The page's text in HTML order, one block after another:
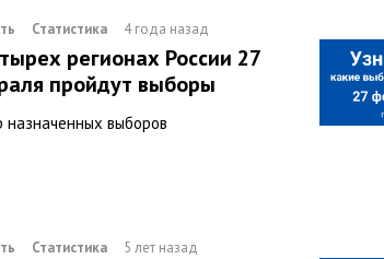
Статистика 4 года назад
регионах России 27
пройдут выборы
назначенных выборов
Статистика 5 лет назад